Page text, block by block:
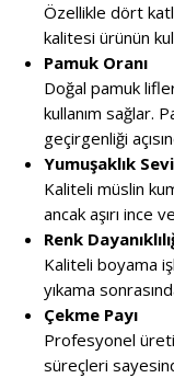
Özellikle dört
kalitesi ürünün
Pamuk Oranı
Doğal pamuk
kullanım sağlar.
geçirgenliği
Yumuşaklık
Kaliteli müslin
ancak aşırı ince
Renk
Kaliteli boyama
yıkama
Çekme Payı
Profesyonel
süreçleri